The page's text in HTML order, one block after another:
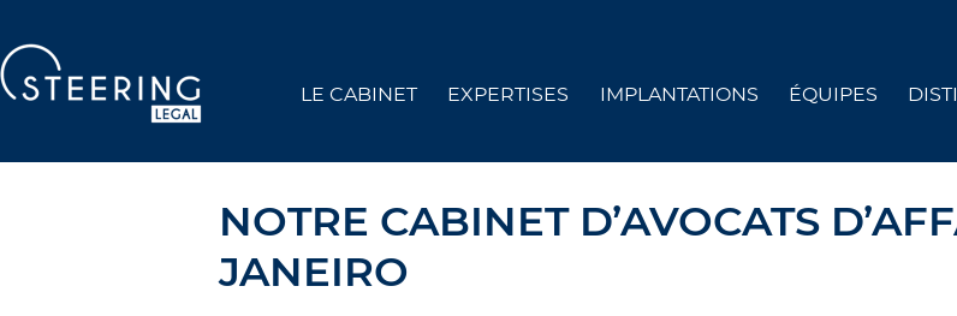
LE CABINET EXPERTISES IMPLANTATIONS ÉQUIPES
NOTRE CABINET D’AVOCATS
JANEIRO